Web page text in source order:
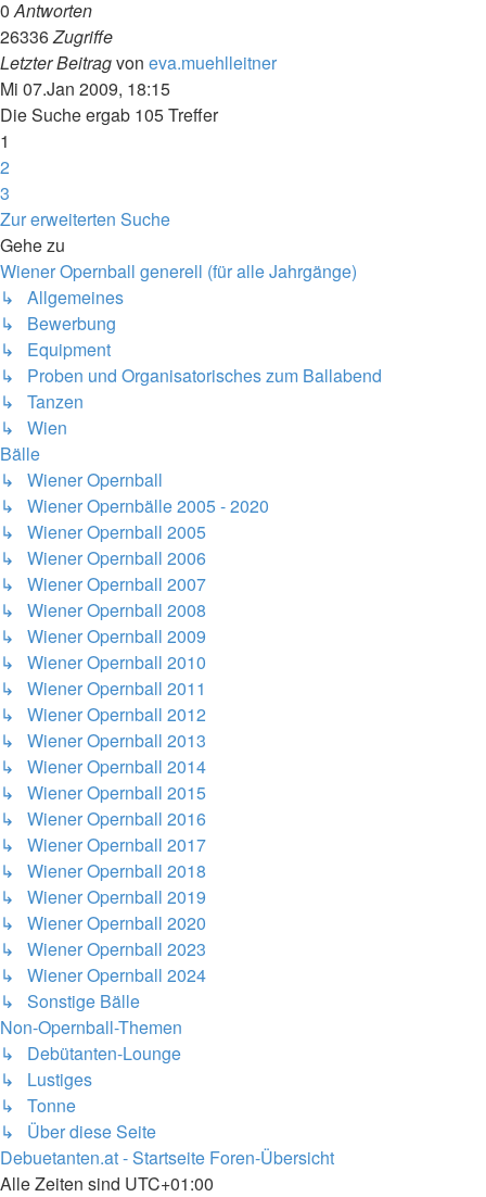
0Antworten
26336Zugriffe
Letzter Beitragvon eva.muehlleitner
Mi 07.Jan 2009, 18:15
Die Suche ergab 105 Treffer
1
2
3
Nächste
Zur erweiterten Suche
Gehe zu
Wiener Opernball generell (für alle Jahrgänge)
↳ Allgemeines
↳ Bewerbung
↳ Equipment
↳ Proben und Organisatorisches zum Ballabend
↳ Tanzen
↳ Wien
Bälle
↳ Wiener Opernball
↳ Wiener Opernbälle 2005 - 2020
↳ Wiener Opernball 2005
↳ Wiener Opernball 2006
↳ Wiener Opernball 2007
↳ Wiener Opernball 2008
↳ Wiener Opernball 2009
↳ Wiener Opernball 2010
↳ Wiener Opernball 2011
↳ Wiener Opernball 2012
↳ Wiener Opernball 2013
↳ Wiener Opernball 2014
↳ Wiener Opernball 2015
↳ Wiener Opernball 2016
↳ Wiener Opernball 2017
↳ Wiener Opernball 2018
↳ Wiener Opernball 2019
↳ Wiener Opernball 2020
↳ Wiener Opernball 2023
↳ Wiener Opernball 2024
↳ Sonstige Bälle
Non-Opernball-Themen
↳ Debütanten-Lounge
↳ Lustiges
↳ Tonne
↳ Über diese Seite
Debuetanten.at - Startseite Foren-Übersicht
Alle Zeiten sind UTC+01:00